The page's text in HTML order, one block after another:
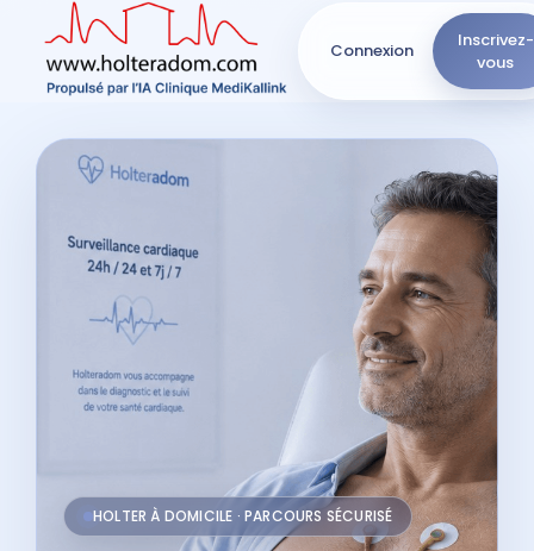
Connexion
Inscrivez-
vous
HOLTER À DOMICILE · PARCOURS SÉCURISÉ